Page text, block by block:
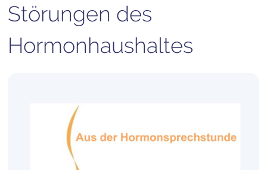
Störungen des
Hormonhaushaltes